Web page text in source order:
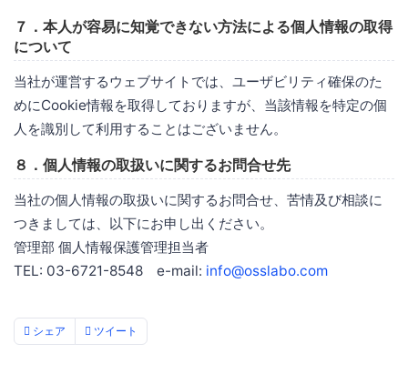
７．本人が容易に知覚できない方法による個人情報の取得
について
当社が運営するウェブサイトでは、ユーザビリティ確保のた
めにCookie情報を取得しておりますが、当該情報を特定の個
人を識別して利用することはございません。
８．個人情報の取扱いに関するお問合せ先
当社の個人情報の取扱いに関するお問合せ、苦情及び相談に
つきましては、以下にお申し出ください。
管理部 個人情報保護管理担当者
TEL: 03-6721-8548 e-mail: info@osslabo.com
シェア ツイート